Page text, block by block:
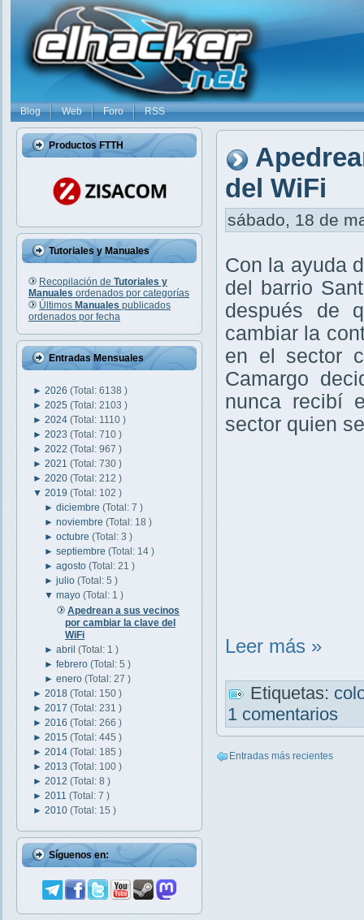
Blog Web Foro RSS
Productos FTTH
Tutoriales y Manuales
Recopilación de Tutoriales y
Manuales ordenados por categorías
Últimos Manuales publicados
ordenados por fecha
Entradas Mensuales
► 2026 (Total: 6138 )
► 2025 (Total: 2103 )
► 2024 (Total: 1110 )
► 2023 (Total: 710 )
► 2022 (Total: 967 )
► 2021 (Total: 730 )
► 2020 (Total: 212 )
▼ 2019 (Total: 102 )
►diciembre(Total: 7 )
►noviembre(Total: 18 )
►octubre(Total: 3 )
►septiembre(Total: 14 )
►agosto(Total: 21 )
►julio(Total: 5 )
▼mayo(Total: 1 )
Apedrean a sus vecinos
por cambiar la clave del
WiFi
►abril(Total: 1 )
►febrero(Total: 5 )
►enero(Total: 27 )
► 2018 (Total: 150 )
► 2017 (Total: 231 )
► 2016 (Total: 266 )
► 2015 (Total: 445 )
► 2014 (Total: 185 )
► 2013 (Total: 100 )
► 2012 (Total: 8 )
► 2011 (Total: 7 )
► 2010 (Total: 15 )
Síguenos en:
del WiFi
sábado, 18 de
Con la ayuda
del barrio
después de
cambiar la
en el sector
Camargo
nunca recibí
sector quien
Leer más »
Etiquetas:
1 comentarios
Entradas más recientes